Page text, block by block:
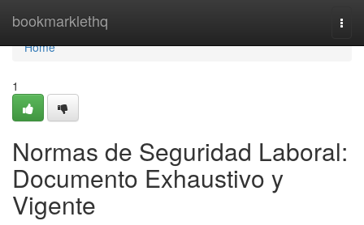
bookmarklethq
Home
Home
1
Normas de Seguridad Laboral:
Documento Exhaustivo y
Vigente